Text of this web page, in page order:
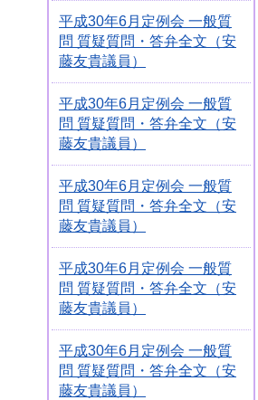
平成30年6月定例会 一般質
問 質疑質問・答弁全文（安
藤友貴議員）
平成30年6月定例会 一般質
問 質疑質問・答弁全文（安
藤友貴議員）
平成30年6月定例会 一般質
問 質疑質問・答弁全文（安
藤友貴議員）
平成30年6月定例会 一般質
問 質疑質問・答弁全文（安
藤友貴議員）
平成30年6月定例会 一般質
問 質疑質問・答弁全文（安
藤友貴議員）